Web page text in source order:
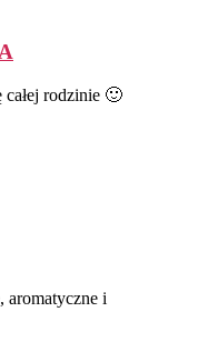
rodzinie 🙂
aromatyczne i